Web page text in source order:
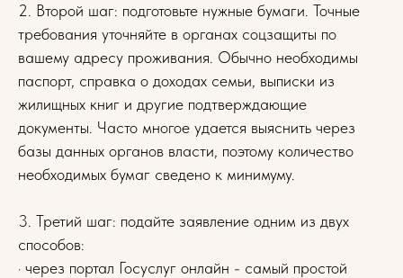
2. Второй шаг: подготовьте нужные бумаги. Точные
требования уточняйте в органах соцзащиты по
вашему адресу проживания. Обычно необходимы
паспорт, справка о доходах семьи, выписки из
жилищных книг и другие подтверждающие
документы. Часто многое удается выяснить через
базы данных органов власти, поэтому количество
необходимых бумаг сведено к минимуму.
3. Третий шаг: подайте заявление одним из двух
способов:
· через портал Госуслуг онлайн - самый простой